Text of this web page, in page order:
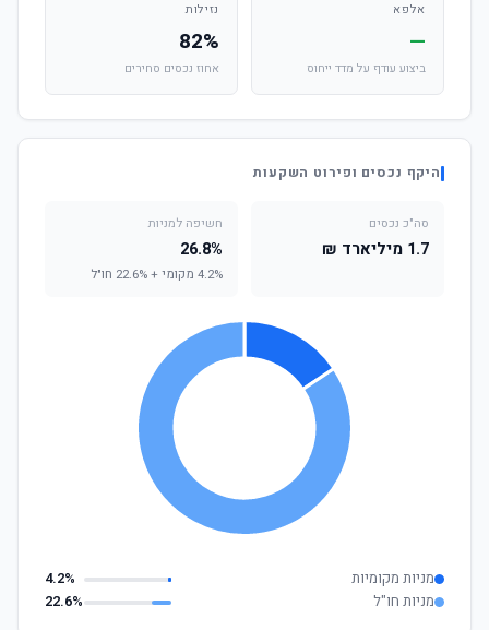
אלפא
—
ביצוע עודף על מדד ייחוס
נזילות
82%
אחוז נכסים סחירים
היקף נכסים ופירוט השקעות
סה"כ נכסים
1.7 מיליארד ₪
חשיפה למניות
26.8%
4.2% מקומי + 22.6% חו"ל
מניות מקומיות
4.2%
מניות חו"ל
22.6%